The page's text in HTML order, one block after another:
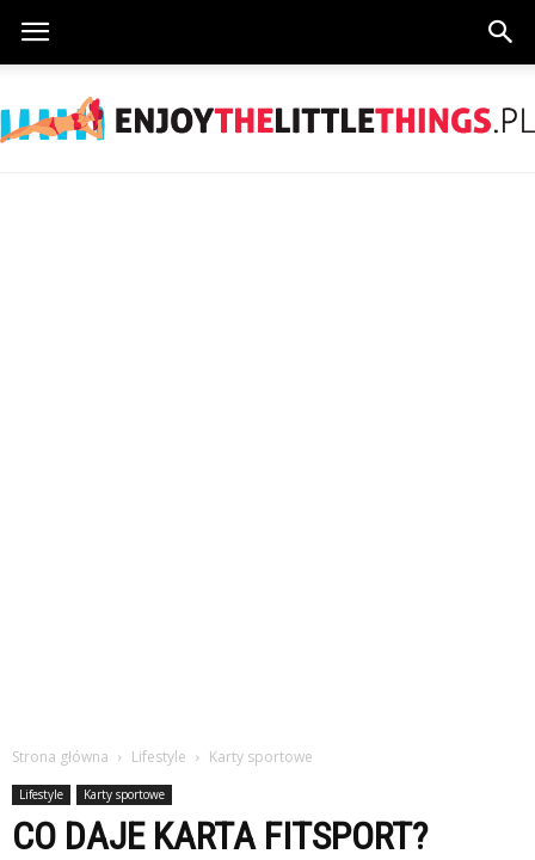
Strona główna Lifestyle Karty sportowe
Lifestyle Karty sportowe
CO DAJE KARTA FITSPORT?